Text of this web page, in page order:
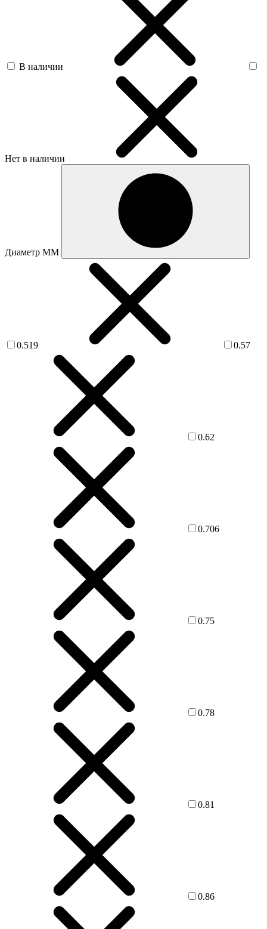
В наличии
Нет в наличии
Диаметр ММ
0.519 0.57
0.62
0.706
0.75
0.78
0.81
0.86